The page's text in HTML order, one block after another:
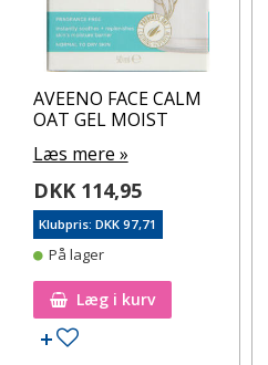
AVEENO FACE CALM
OAT GEL MOIST
Læs mere »
DKK 114,95
Klubpris: DKK 97,71
På lager
Læg i kurv
Tilføj til ønskeseddel